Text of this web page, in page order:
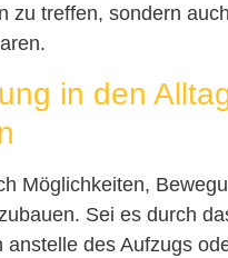
zu treffen, sondern
in den
Möglichkeiten,
Sei es durch
anstelle des Aufzugs